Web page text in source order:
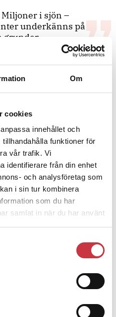
Om
cookies
innehållet och
funktioner för
vår trafik. Vi
identifierare från din enhet
och analysföretag som
i sin tur kombinera
som du har
samlat in när du har använt
Miljoner i sjön –
underkänns på
grunder
lära sig grunderna
erkänner fel: ”Kommer